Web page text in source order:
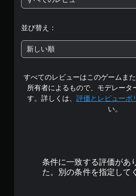
並び替え：
新しい順
すべてのレビューはこのゲームま
所有者によるもので、モデレータ
す。詳しくは、 評価とレビューポ
い。
条件に一致する評価があ
た。別の条件を指定して